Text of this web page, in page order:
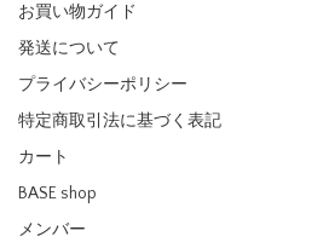
お買い物ガイド
発送について
プライバシーポリシー
特定商取引法に基づく表記
カート
BASE shop
メンバー